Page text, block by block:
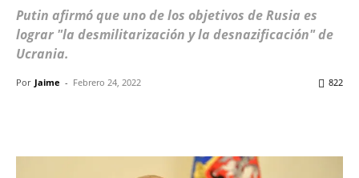
Putin afirmó que uno de los objetivos de Rusia es
lograr "la desmilitarización y la desnazificación" de
Ucrania.
Por Jaime - Febrero 24, 2022 822